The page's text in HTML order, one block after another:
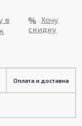
в
Хочу
скидку
Оплата и доставка